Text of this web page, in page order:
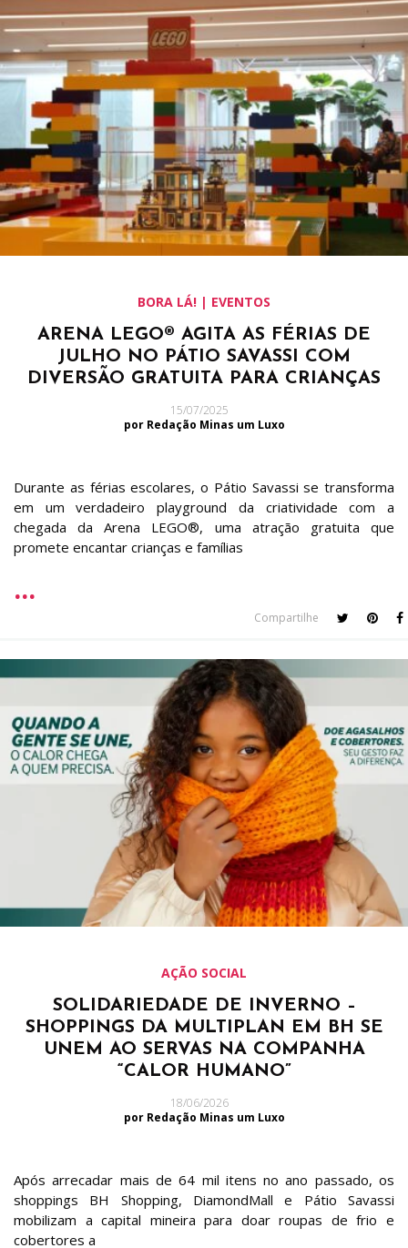
BORA LÁ! | EVENTOS
ARENA LEGO® AGITA AS FÉRIAS DE
JULHO NO PÁTIO SAVASSI COM
DIVERSÃO GRATUITA PARA CRIANÇAS
15/07/2025
por Redação Minas um Luxo
Durante as férias escolares, o Pátio Savassi se transforma
em um verdadeiro playground da criatividade com a
chegada da Arena LEGO®, uma atração gratuita que
promete encantar crianças e famílias
Compartilhe
AÇÃO SOCIAL
SOLIDARIEDADE DE INVERNO –
SHOPPINGS DA MULTIPLAN EM BH SE
UNEM AO SERVAS NA COMPANHA
“CALOR HUMANO”
18/06/2026
por Redação Minas um Luxo
Após arrecadar mais de 64 mil itens no ano passado, os
shoppings BH Shopping, DiamondMall e Pátio Savassi
mobilizam a capital mineira para doar roupas de frio e
cobertores a